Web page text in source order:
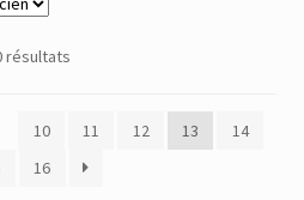
résultatsTrié
récent
au
10 11 12 13
14
16